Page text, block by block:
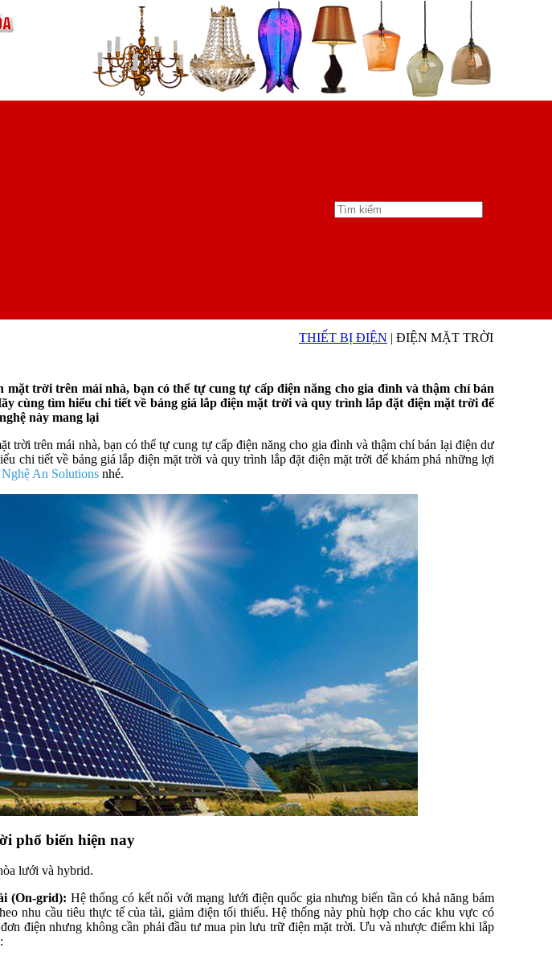
THIẾT BỊ ĐIỆN | ĐIỆN MẶT TRỜI
mặt trời trên mái nhà, bạn có thể tự cung tự cấp điện năng cho gia đình và thậm chí bán
cùng tìm hiểu chi tiết về bảng giá lắp điện mặt trời và quy trình lắp đặt điện mặt trời để
này mang lại
trời trên mái nhà, bạn có thể tự cung tự cấp điện năng cho gia đình và thậm chí bán lại điện dư
chi tiết về bảng giá lắp điện mặt trời và quy trình lắp đặt điện mặt trời để khám phá những lợi
Nghệ An Solutions nhé.
phổ biến hiện nay
lưới và hybrid.
(On-grid): Hệ thống có kết nối với mạng lưới điện quốc gia nhưng biến tần có khả năng bám
nhu cầu tiêu thực tế của tải, giảm điện tối thiểu. Hệ thống này phù hợp cho các khu vực có
điện nhưng không cần phải đầu tư mua pin lưu trữ điện mặt trời. Ưu và nhược điểm khi lắp